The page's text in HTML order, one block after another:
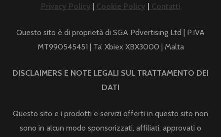
Privacy Policy Cookie Policy Contatti
Questo sito è di proprietà di SGA Pdvertising Ltd | P.IVA
MT990545451 | Ta’ Xbiex XBX3000 | Malta
DISCLAIMERS E NOTE LEGALI SUL TRATTAMENTO DEI
DATI
Questo sito e i prodotti e servizi offerti in questo sito non
sono in alcun modo sponsorizzati, affiliati, approvati o